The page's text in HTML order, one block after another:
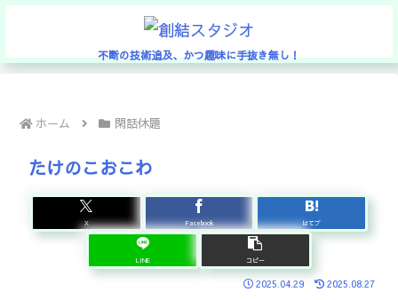
不断の技術追及、かつ趣味に手抜き無し！
ホーム 閑話休題
たけのこおこわ
X Facebook はてブ
LINE コピー
2025.04.29 2025.08.27